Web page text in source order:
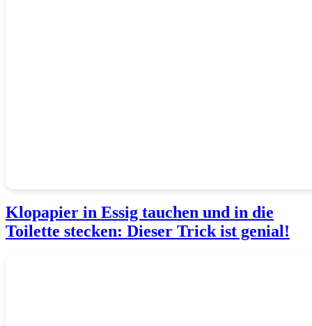
Klopapier in Essig tauchen und in die
Toilette stecken: Dieser Trick ist genial!